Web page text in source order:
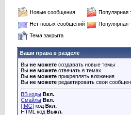
Новые сообщения
Популярная
Нет новых сообщений
Популярная
Тема закрыта
Ваши права в разделе
Вы не можете создавать новые темы
Вы не можете отвечать в темах
Вы не можете прикреплять вложения
Вы не можете редактировать свои
BB коды Вкл.
Смайлы Вкл.
[IMG] код Вкл.
HTML код Выкл.